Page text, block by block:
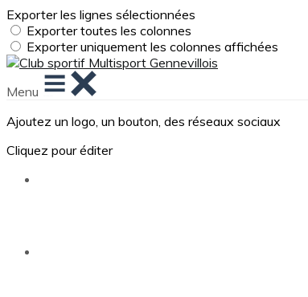
Exporter les lignes sélectionnées
Exporter toutes les colonnes
Exporter uniquement les colonnes affichées
Menu
Ajoutez un logo, un bouton, des réseaux sociaux
Cliquez pour éditer